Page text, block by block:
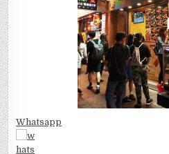
Whatsapp